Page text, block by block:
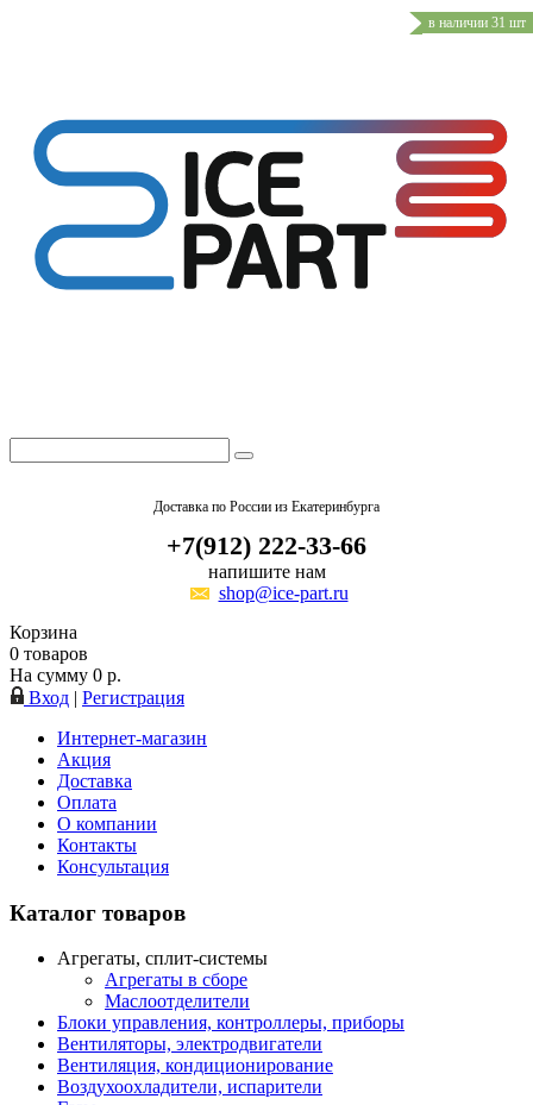
Доставка по России из Екатеринбурга
+7(912) 222-33-66
напишите нам
shop@ice-part.ru
Корзина
0 товаров
На сумму 0 р.
Вход | Регистрация
Интернет-магазин
Акция
Доставка
Оплата
О компании
Контакты
Консультация
Каталог товаров
Агрегаты, сплит-системы
Агрегаты в сборе
Маслоотделители
Блоки управления, контроллеры, приборы
Вентиляторы, электродвигатели
Вентиляция, кондиционирование
Воздухоохладители, испарители
в наличии 31 шт